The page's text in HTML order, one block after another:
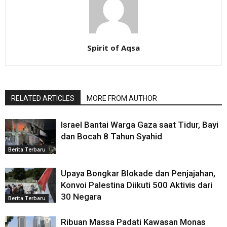
Spirit of Aqsa
RELATED ARTICLES MORE FROM AUTHOR
Berita Terbaru
Israel Bantai Warga Gaza saat Tidur, Bayi
dan Bocah 8 Tahun Syahid
Berita Terbaru
Upaya Bongkar Blokade dan Penjajahan,
Konvoi Palestina Diikuti 500 Aktivis dari
30 Negara
Ribuan Massa Padati Kawasan Monas